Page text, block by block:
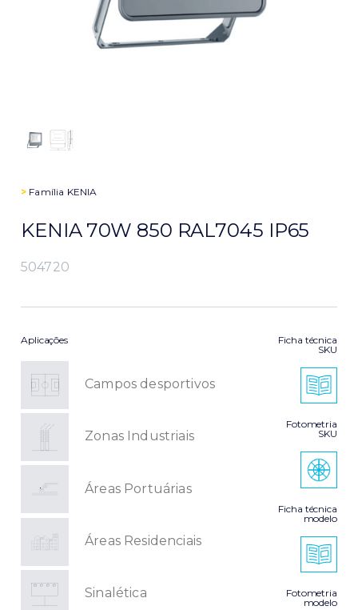
> Família KENIA
KENIA 70W 850 RAL7045 IP65
504720
Aplicações
Campos desportivos
Zonas Industriais
Áreas Portuárias
Áreas Residenciais
Sinalética
Ficha técnica
SKU
Fotometria
SKU
Ficha técnica
modelo
Fotometria
modelo